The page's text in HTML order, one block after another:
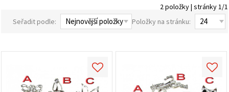
reklamu, a
partnerů
2 položky | stránky 1/1
Seřadit podle:
Položky na stránku: